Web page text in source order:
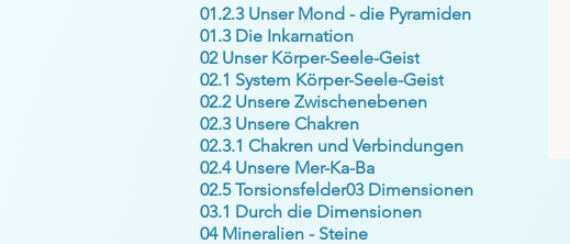
01.2.3 Unser Mond - die Pyramiden
01.3 Die Inkarnation
02 Unser Körper-Seele-Geist
02.1 System Körper-Seele-Geist
02.2 Unsere Zwischenebenen
02.3 Unsere Chakren
02.3.1 Chakren und Verbindungen
02.4 Unsere Mer-Ka-Ba
02.5 Torsionsfelder03 Dimensionen
03.1 Durch die Dimensionen
04 Mineralien - Steine